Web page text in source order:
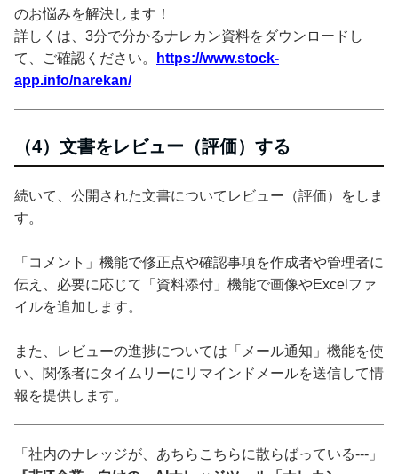
のお悩みを解決します！
詳しくは、3分で分かるナレカン資料をダウンロードし
て、ご確認ください。
https://www.stock-
app.info/narekan/
（4）文書をレビュー（評価）する
続いて、公開された文書についてレビュー（評価）をしま
す。
「コメント」機能で修正点や確認事項を作成者や管理者に
伝え、必要に応じて「資料添付」機能で画像やExcelファ
イルを追加します。
また、レビューの進捗については「メール通知」機能を使
い、関係者にタイムリーにリマインドメールを送信して情
報を提供します。
「社内のナレッジが、あちらこちらに散らばっている---」